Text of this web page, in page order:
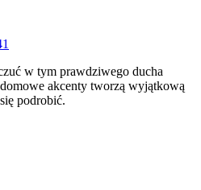
w tym prawdziwego ducha
domowe akcenty tworzą wyjątkową
podrobić.